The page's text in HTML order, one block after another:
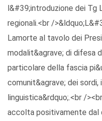
l&#39;introduzione dei
regionali.<br /
Lamorte al tavolo dei
modalit&agrave; di difesa
particolare della fascia
comunit&agrave; dei
linguistica&rdquo;.<br /
accolta positivamente dal